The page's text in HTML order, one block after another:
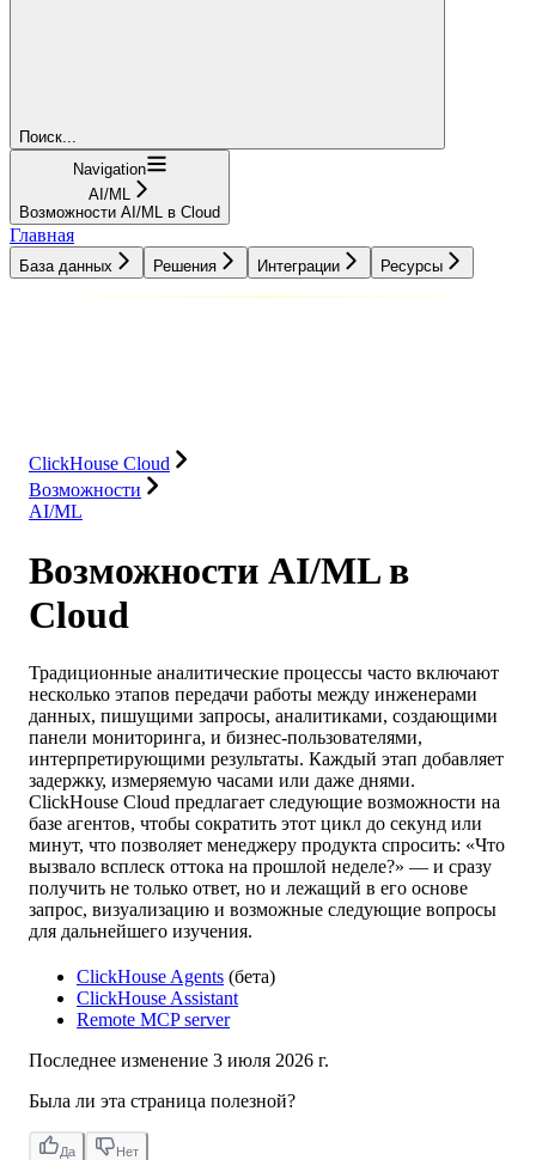
Поиск...
Navigation
AI/ML
Возможности AI/ML в Cloud
Главная
База данных Решения Интеграции Ресурсы
ClickHouse Cloud
Возможности
AI/ML
Возможности AI/ML в
Cloud
Традиционные аналитические процессы часто включают
несколько этапов передачи работы между инженерами
данных, пишущими запросы, аналитиками, создающими
панели мониторинга, и бизнес-пользователями,
интерпретирующими результаты. Каждый этап добавляет
задержку, измеряемую часами или даже днями.
ClickHouse Cloud предлагает следующие возможности на
базе агентов, чтобы сократить этот цикл до секунд или
минут, что позволяет менеджеру продукта спросить: «Что
вызвало всплеск оттока на прошлой неделе?» — и сразу
получить не только ответ, но и лежащий в его основе
запрос, визуализацию и возможные следующие вопросы
для дальнейшего изучения.
ClickHouse Agents (бета)
ClickHouse Assistant
Remote MCP server
Последнее изменение 3 июля 2026 г.
Была ли эта страница полезной?
Да Нет